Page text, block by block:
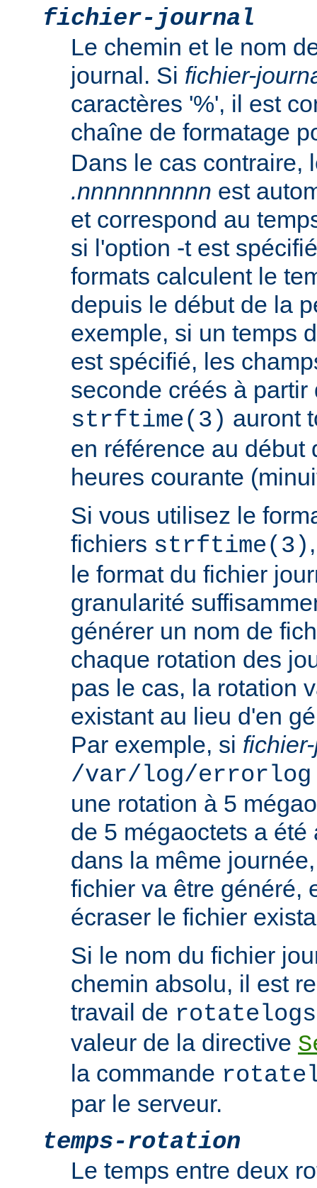
fichier-journal
Le chemin et le nom
journal. Si fichier-
caractères '%', il est
chaîne de formatage
Dans le cas contraire,
.nnnnnnnnnn est
et correspond au
si l'option -t est
formats calculent le
depuis le début de la
exemple, si un temps
est spécifié, les
seconde créés à partir
strftime(3) auront
en référence au début
heures courante
Si vous utilisez le
fichiers strftime(3)
le format du fichier
granularité
générer un nom de
chaque rotation des
pas le cas, la rotation
existant au lieu d'en
Par exemple, si
/var/log/
une rotation à 5
de 5 mégaoctets a été
dans la même
fichier va être généré,
écraser le fichier
Si le nom du fichier
chemin absolu, il est
travail de rotatelogs
valeur de la directive
la commande
par le serveur.
temps-rotation
Le temps entre deux